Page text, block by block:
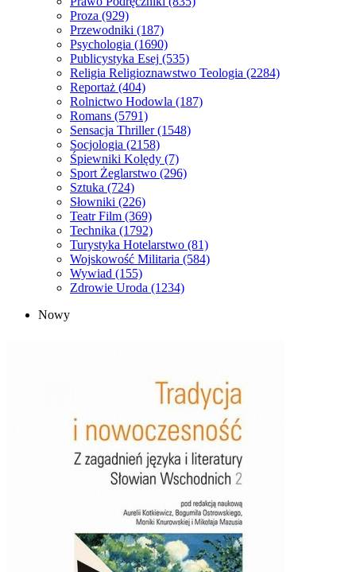
Proza (929)
Przewodniki (187)
Psychologia (1690)
Publicystyka Esej (535)
Religia Religioznawstwo Teologia (2284)
Reportaż (404)
Rolnictwo Hodowla (187)
Romans (5791)
Sensacja Thriller(1548)
Socjologia (2158)
Śpiewniki Kolędy (7)
Sport Żeglarstwo (296)
Sztuka (724)
Słowniki (226)
Teatr Film (369)
Technika (1792)
Turystyka Hotelarstwo (81)
Wojskowość Militaria (584)
Wywiad (155)
Zdrowie Uroda (1234)
Nowy